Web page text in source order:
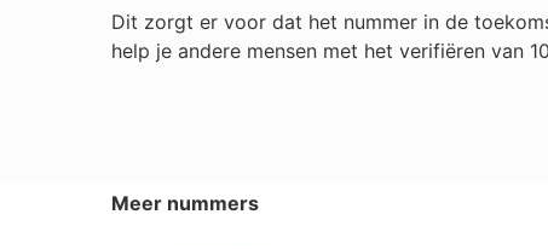
Dit zorgt er voor dat het nummer in de
help je andere mensen met het verifiëren van
Meer nummers